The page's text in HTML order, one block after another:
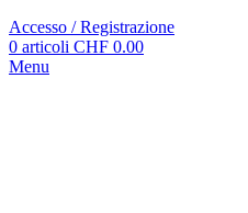
Accesso / Registrazione
0 articoli CHF 0.00
Menu